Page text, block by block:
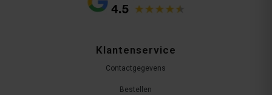
Klantenservice
Contactgegevens
Bestellen